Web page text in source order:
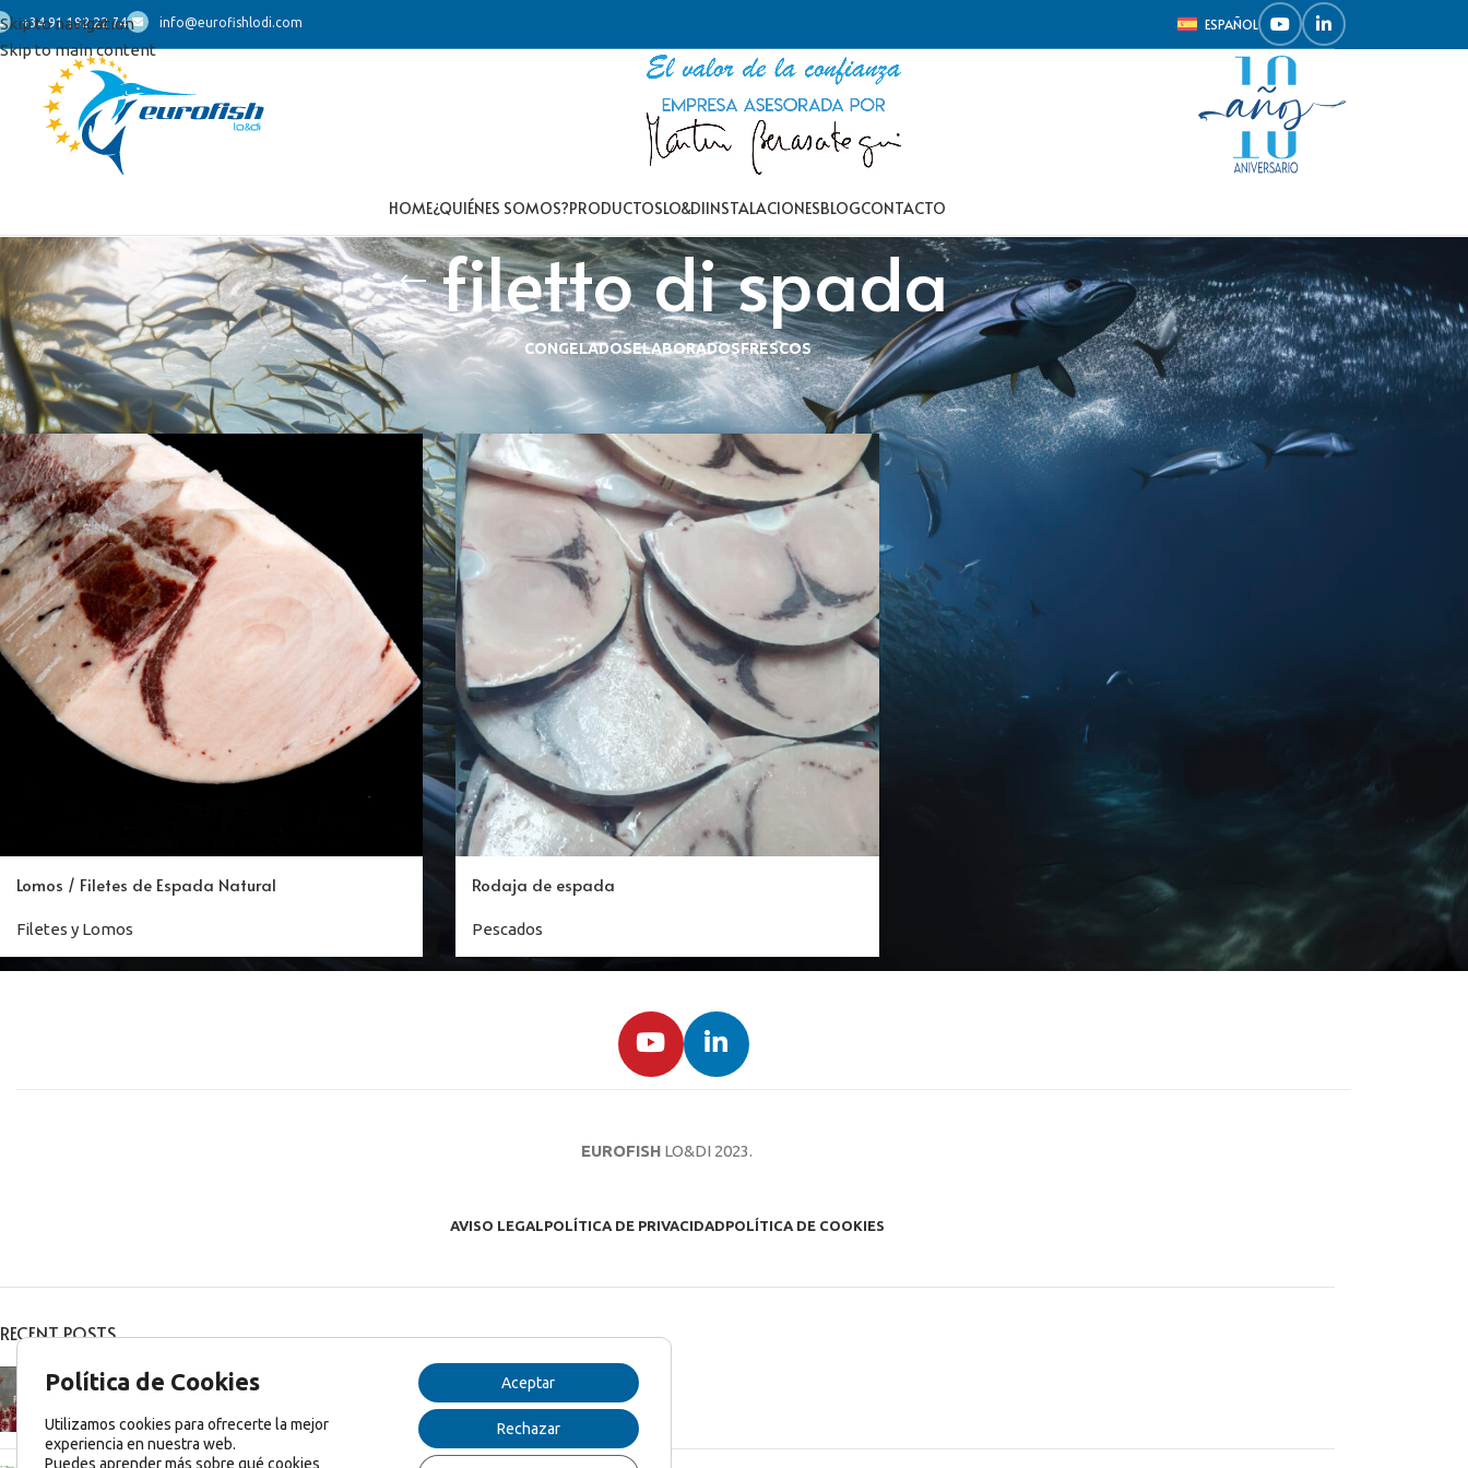
Skip to navigation
Skip to main content
+34 91 192 22 74 info@eurofishlodi.com ESPAÑOL
HOME¿QUIÉNES SOMOS?PRODUCTOSLO&DIINSTALACIONESBLOGCONTACTO
filetto di spada
CONGELADOSELABORADOSFRESCOS
Inicio/Productos etiquetados “filetto di spada” Mostrar 9 12 18 24
Lomos / Filetes de Espada Natural
Filetes y Lomos
Rodaja de espada
Pescados
EUROFISH LO&DI 2023.
AVISO LEGAL POLÍTICA DE PRIVACIDADPOLÍTICA DE COOKIES
RECENT POSTS
Feliz Navidad y Feliz 2025!
Política de Cookies
Utilizamos cookies para ofrecerte la mejor
experiencia en nuestra web.
Puedes aprender más sobre qué cookies
Aceptar
Rechazar